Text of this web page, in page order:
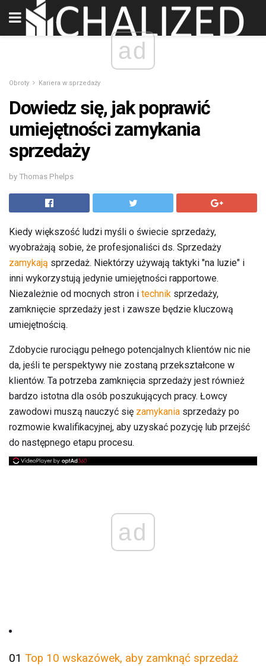
ad
Obroty Kariera w sprzedaży
Dowiedz się, jak poprawić
umiejętności zamykania
sprzedaży
by Thomas Phelps
Kiedy większość ludzi myśli o świecie sprzedaży,
wyobrażają sobie, że profesjonaliści ds. Sprzedaży
zamykają sprzedaż. Niektórzy używają taktyki "na luzie" i
inni wykorzystują jedynie umiejętności rapportowe.
Niezależnie od mocnych stron i technik sprzedaży,
zamknięcie sprzedaży jest i zawsze będzie kluczową
umiejętnością.
Zdobycie rurociągu pełnego potencjalnych klientów nic nie
da, jeśli te perspektywy nie zostaną przekształcone w
klientów. Ta potrzeba zamknięcia sprzedaży jest również
bardzo istotna dla osób poszukujących pracy. Łowcy
zawodowi muszą nauczyć się zamykania sprzedaży po
rozmowie kwalifikacyjnej, aby uzyskać pozycję lub przejść
do następnego etapu procesu.
ad
01 Top 10 wskazówek, aby zamknąć sprzedaż